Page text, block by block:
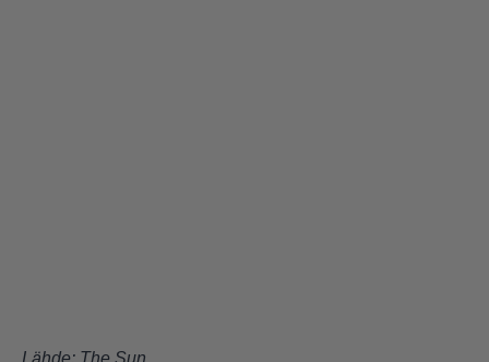
Lähde: The Sun